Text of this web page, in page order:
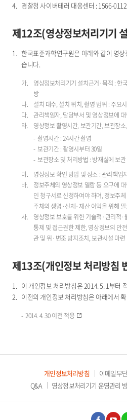
경찰청 사이버테러 대응센터 : 1566-
제12조(영상정보처리기기
한국표준과학연구원은 아래와 같이 영
습니다.
영상정보처리기기 설치근거·목적 : 한
방
설치 대수, 설치 위치, 촬영 범위 : 주요
관리책임자, 담당부서 및 영상정보에
영상정보 촬영시간, 보관기간, 보관장
촬영시간 : 24시간 촬영
보관기간 : 촬영시부터 30일
보관장소 및 처리방법 : 방재실에 보
영상정보 확인 방법 및 장소 : 관리책임
정보주체의 영상정보 열람 등 요구에
인 청구서로 신청하여야 하며, 정보주
주체의 생명·신체·재산 이익을 위해
영상정보 보호를 위한 기술적·관리적
통제 및 접근권한 제한, 영상정보의 안
관 및 위·변조 방지조치, 보관시설 마
제13조(개인정보 처리방침
이 개인정보 처리방침은 2014. 5. 1부터
이전의 개인정보 처리방침은 아래에서
2014. 4. 30 이전 적용
개인정보처리방침 이메일무
Q&A
영상정보처리기기 운영관리